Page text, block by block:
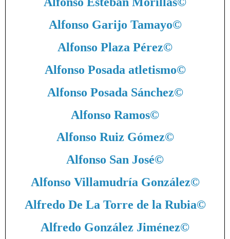
Alfonso Garijo Tamayo©
Alfonso Plaza Pérez©
Alfonso Posada atletismo©
Alfonso Posada Sánchez©
Alfonso Ramos©
Alfonso Ruiz Gómez©
Alfonso San José©
Alfonso Villamudría González©
Alfredo De La Torre de la Rubia©
Alfredo González Jiménez©